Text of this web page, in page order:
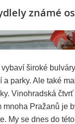
známé
široké
parky. Ale také
Vinohradská
Pražanů je
My se dnes do